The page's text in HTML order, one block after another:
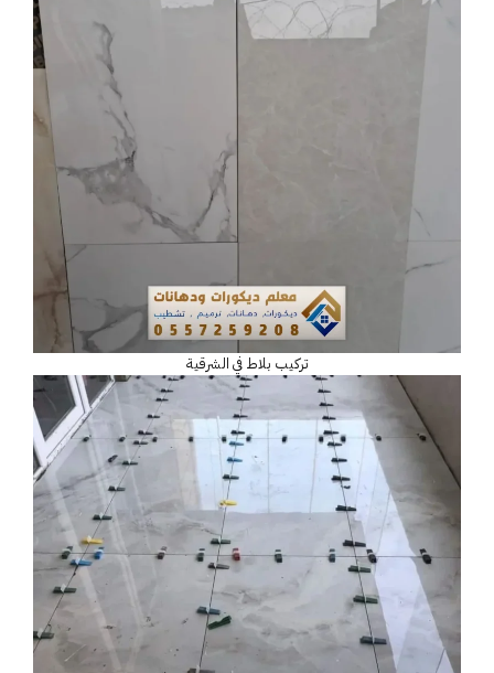
تركيب بلاط في الشرقية